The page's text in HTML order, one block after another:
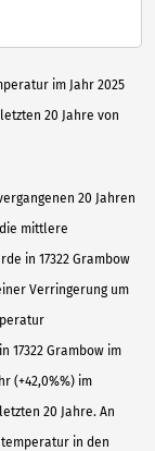
im Jahr 2025
20 Jahre von
20 Jahren
mittlere
in 17322 Grambow
Verringerung um
17322 Grambow im
(+42,0%%) im
20 Jahre. An
in den